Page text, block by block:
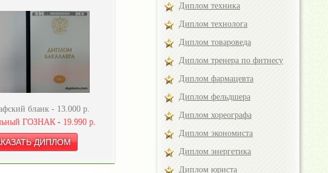
бланк - 13.000р.
ГОЗНАК - 19.990 р.
Диплом техника
Диплом технолога
Диплом товароведа
Диплом тренера по фитнесу
Диплом фармацевта
Диплом фельдшера
Диплом хореографа
Диплом экономиста
Диплом энергетика
Диплом юриста